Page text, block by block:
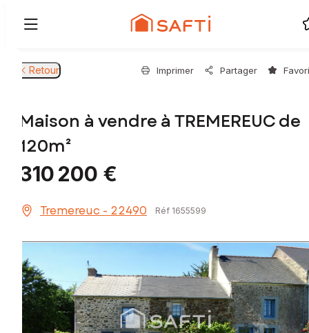
Retour Imprimer Partager
Maison à vendre à TREMEREUC de
120m²
310 200 €
Tremereuc - 22490 Réf 1655599